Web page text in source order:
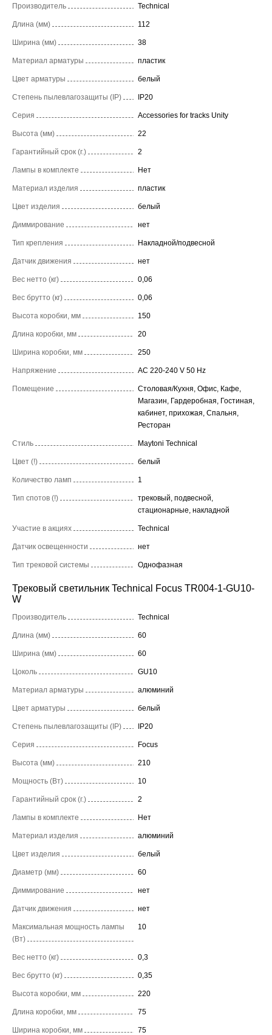
Производитель Technical
Длина (мм) 112
Ширина (мм) 38
Материал арматуры пластик
Цвет арматуры белый
Степень пылевлагозащиты (IP) IP20
Серия Accessories for tracks Unity
Высота (мм) 22
Гарантийный срок (г.) 2
Лампы в комплекте Нет
Материал изделия пластик
Цвет изделия белый
Диммирование нет
Тип крепления Накладной/подвесной
Датчик движения нет
Вес нетто (кг) 0,06
Вес брутто (кг) 0,06
Высота коробки, мм 150
Длина коробки, мм 20
Ширина коробки, мм 250
Напряжение AC 220-240 V 50 Hz
Помещение
Столовая/Кухня, Офис, Кафе,
Магазин, Гардеробная, Гостиная,
кабинет, прихожая, Спальня,
Ресторан
Стиль Maytoni Technical
Цвет (!) белый
Количество ламп 1
Тип спотов (!)
трековый, подвесной,
стационарные, накладной
Участие в акциях Technical
Датчик освещенности нет
Тип трековой системы Однофазная
Трековый светильник Technical Focus TR004-1-GU10-
W
Производитель Technical
Длина (мм) 60
Ширина (мм) 60
Цоколь GU10
Материал арматуры алюминий
Цвет арматуры белый
Степень пылевлагозащиты (IP) IP20
Серия Focus
Высота (мм) 210
Мощность (Вт) 10
Гарантийный срок (г.) 2
Лампы в комплекте Нет
Материал изделия алюминий
Цвет изделия белый
Диаметр (мм) 60
Диммирование нет
Датчик движения нет
Максимальная мощность лампы
(Вт)
10
Вес нетто (кг) 0,3
Вес брутто (кг) 0,35
Высота коробки, мм 220
Длина коробки, мм 75
Ширина коробки, мм 75